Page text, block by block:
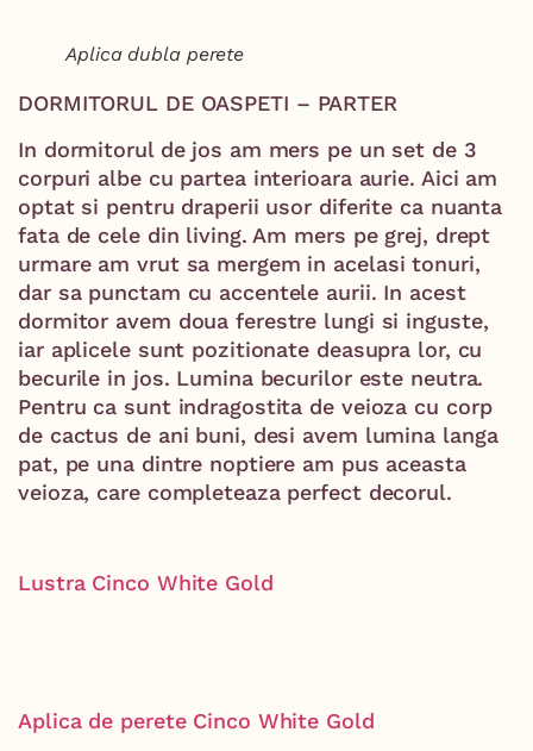
Aplica dubla perete
DORMITORUL DE OASPETI – PARTER
In dormitorul de jos am mers pe un set de 3
corpuri albe cu partea interioara aurie. Aici am
optat si pentru draperii usor diferite ca nuanta
fata de cele din living. Am mers pe grej, drept
urmare am vrut sa mergem in acelasi tonuri,
dar sa punctam cu accentele aurii. In acest
dormitor avem doua ferestre lungi si inguste,
iar aplicele sunt pozitionate deasupra lor, cu
becurile in jos. Lumina becurilor este neutra.
Pentru ca sunt indragostita de veioza cu corp
de cactus de ani buni, desi avem lumina langa
pat, pe una dintre noptiere am pus aceasta
veioza, care completeaza perfect decorul.
Lustra Cinco White Gold
Aplica de perete Cinco White Gold